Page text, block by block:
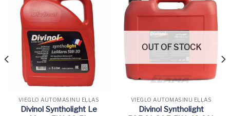
VIEGLO AUTOMAŠĪNU EĻĻAS
Divinol Syntholight Le
OUT OF STOCK
VIEGLO AUTOMAŠĪNU EĻĻAS
Divinol Syntholight